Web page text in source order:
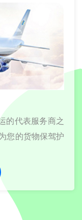
的代表服务商之
您的货物保驾护